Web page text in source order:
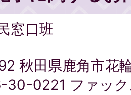
窓口班
秋田県鹿角市花
30-0221 ファッ